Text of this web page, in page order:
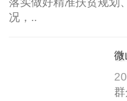
况，..
微